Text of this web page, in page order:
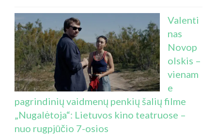
Valenti
nas
Novop
olskis –
vienam
e
pagrindinių vaidmenų penkių šalių filme
„Nugalėtoja“: Lietuvos kino teatruose –
nuo rugpjūčio 7-osios